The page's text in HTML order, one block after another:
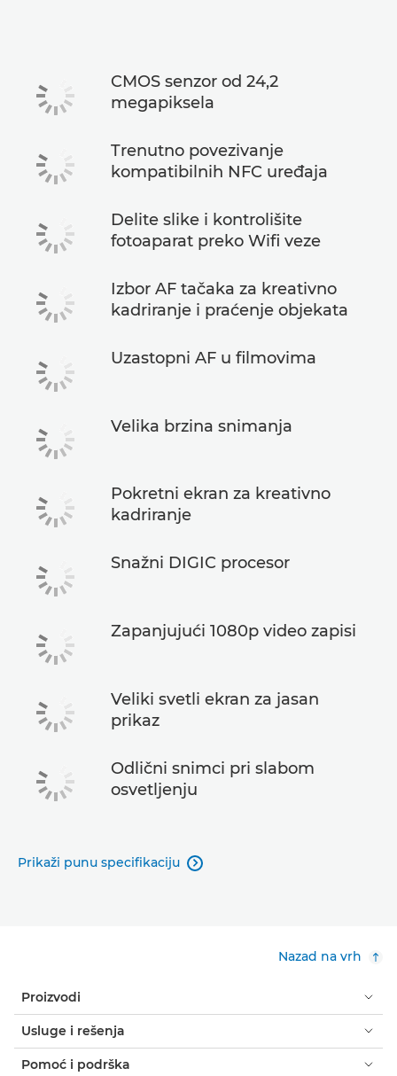
CMOS senzor od 24,2
megapiksela
Trenutno povezivanje
kompatibilnih NFC uređaja
Delite slike i kontrolišite
fotoaparat preko Wifi veze
Izbor AF tačaka za kreativno
kadriranje i praćenje objekata
Uzastopni AF u filmovima
Velika brzina snimanja
Pokretni ekran za kreativno
kadriranje
Snažni DIGIC procesor
Zapanjujući 1080p video zapisi
Veliki svetli ekran za jasan
prikaz
Odlični snimci pri slabom
osvetljenju
Prikaži punu specifikaciju 
Nazad na vrh
Proizvodi
Usluge i rešenja
Pomoć i podrška